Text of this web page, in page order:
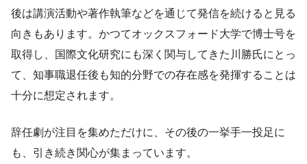
後は講演活動や著作執筆などを通じて発信を続けると見る
向きもあります。かつてオックスフォード大学で博士号を
取得し、国際文化研究にも深く関与してきた川勝氏にとっ
て、知事職退任後も知的分野での存在感を発揮することは
十分に想定されます。
辞任劇が注目を集めただけに、その後の一挙手一投足に
も、引き続き関心が集まっています。